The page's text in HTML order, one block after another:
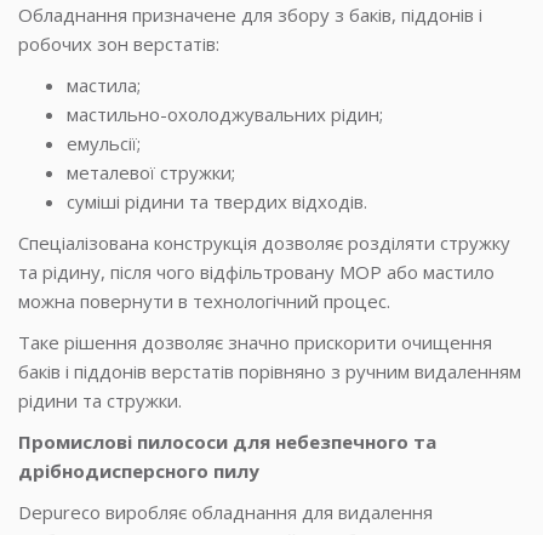
Обладнання призначене для збору з баків, піддонів і
робочих зон верстатів:
мастила;
мастильно-охолоджувальних рідин;
емульсії;
металевої стружки;
суміші рідини та твердих відходів.
Спеціалізована конструкція дозволяє розділяти стружку
та рідину, після чого відфільтровану МОР або мастило
можна повернути в технологічний процес.
Таке рішення дозволяє значно прискорити очищення
баків і піддонів верстатів порівняно з ручним видаленням
рідини та стружки.
Промислові пилососи для небезпечного та
дрібнодисперсного пилу
Depureco виробляє обладнання для видалення